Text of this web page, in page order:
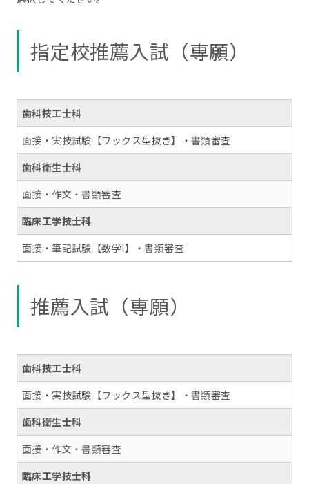
指定校推薦入試（専願）
歯科技工士科
面接・実技試験【ワックス型抜き】・書類審査
歯科衛生士科
面接・作文・書類審査
臨床工学技士科
面接・筆記試験【数学I】・書類審査
推薦入試（専願）
歯科技工士科
面接・実技試験【ワックス型抜き】・書類審査
歯科衛生士科
面接・作文・書類審査
臨床工学技士科